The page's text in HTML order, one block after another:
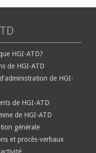
HGI-ATD?
de HGI-ATD
de HGI-
de HGI-ATD
de HGI-ATD
générale
et procès-verbaux